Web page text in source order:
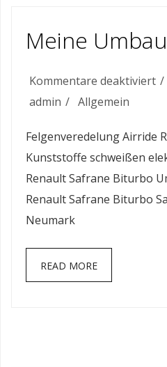
Meine
Kommentare deaktiviertfür
admin
Allgemein
Felgenveredelung Airride
Kunststoffe schweißen
Renault Safrane Biturbo
Renault Safrane Biturbo
Neumark
READ MORE